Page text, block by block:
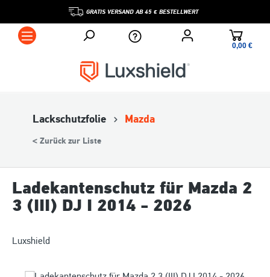
GRATIS VERSAND AB 45 € BESTELLWERT
0,00 €*
Lackschutzfolie Mazda
< Zurück zur Liste
Ladekantenschutz für Mazda 2
3 (III) DJ I 2014 - 2026
Luxshield